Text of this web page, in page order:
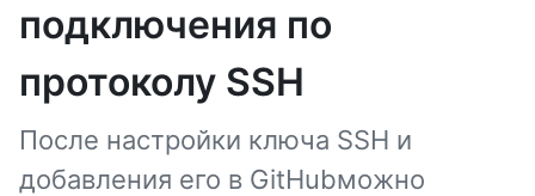
подключения по
протоколу SSH
После настройки ключа SSH и
добавления его в GitHubможно